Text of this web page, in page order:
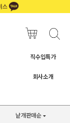
직수입특가
회사소개
낱개판매순